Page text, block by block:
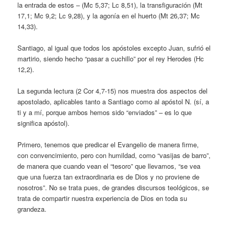
la entrada de estos – (Mc 5,37; Lc 8,51), la transfiguración (Mt
17,1; Mc 9,2; Lc 9,28), y la agonía en el huerto (Mt 26,37; Mc
14,33).
Santiago, al igual que todos los apóstoles excepto Juan, sufrió el
martirio, siendo hecho “pasar a cuchillo” por el rey Herodes (Hc
12,2).
La segunda lectura (2 Cor 4,7-15) nos muestra dos aspectos del
apostolado, aplicables tanto a Santiago como al apóstol N. (sí, a
ti y a mí, porque ambos hemos sido “enviados” – es lo que
significa apóstol).
Primero, tenemos que predicar el Evangelio de manera firme,
con convencimiento, pero con humildad, como “vasijas de barro”,
de manera que cuando vean el “tesoro” que llevamos, “se vea
que una fuerza tan extraordinaria es de Dios y no proviene de
nosotros”. No se trata pues, de grandes discursos teológicos, se
trata de compartir nuestra experiencia de Dios en toda su
grandeza.